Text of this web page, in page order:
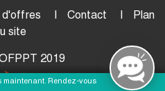
d'offres Contact
Plan
site
2019
maintenant. Rendez-vous